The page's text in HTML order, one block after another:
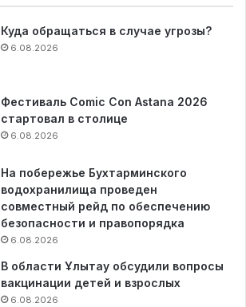
Куда обращаться в случае угрозы?
6.08.2026
Фестиваль Comic Con Astana 2026
стартовал в столице
6.08.2026
На побережье Бухтарминского
водохранилища проведен
совместный рейд по обеспечению
безопасности и правопорядка
6.08.2026
В области Ұлытау обсудили вопросы
вакцинации детей и взрослых
6.08.2026